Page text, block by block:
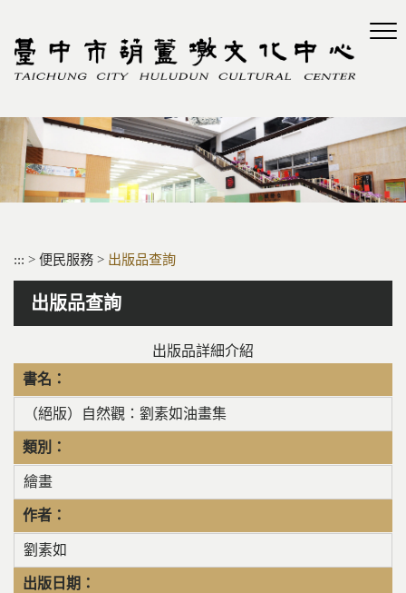
區
::: > 便民服務 > 出版品查詢
出版品查詢
出版品詳細介紹
書名：
（絕版）自然觀：劉素如油畫集
類別：
繪畫
作者：
劉素如
出版日期：